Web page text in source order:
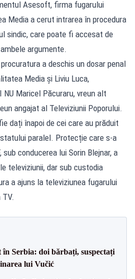
Asesoft, firma fugarului
Media a cerut intrarea în procedura
sindic, care poate fi accesat de
argumente.
a deschis un dosar penal
Media și Liviu Luca,
Maricel Păcuraru, vreun alt
angajat al Televiziunii Poporului.
dați înapoi de cei care au prăduit
paralel. Protecție care s-a
conducerea lui Sorin Blejnar, a
televiziunii, dar sub custodia
a ajuns la televiziunea fugarului
TV.
Serbia: doi bărbați, suspectați
lui Vučić